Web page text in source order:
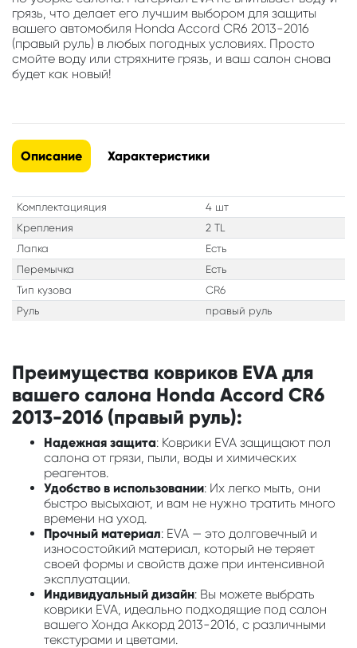
грязь, что делает его лучшим выбором для защиты
вашего автомобиля Honda Accord CR6 2013-2016
(правый руль) в любых погодных условиях. Просто
смойте воду или стряхните грязь, и ваш салон снова
будет как новый!
Описание Характеристики
Комплектацияция
4 шт
Крепления
2 TL
Лапка
Есть
Перемычка
Есть
Тип кузова
CR6
Руль
правый руль
Преимущества ковриков EVA для
вашего салона Honda Accord CR6
2013-2016 (правый руль):
Надежная защита: Коврики EVA защищают пол
салона от грязи, пыли, воды и химических
реагентов.
Удобство в использовании: Их легко мыть, они
быстро высыхают, и вам не нужно тратить много
времени на уход.
Прочный материал: EVA — это долговечный и
износостойкий материал, который не теряет
своей формы и свойств даже при интенсивной
эксплуатации.
Индивидуальный дизайн: Вы можете выбрать
коврики EVA, идеально подходящие под салон
вашего Хонда Аккорд 2013-2016, с различными
текстурами и цветами.